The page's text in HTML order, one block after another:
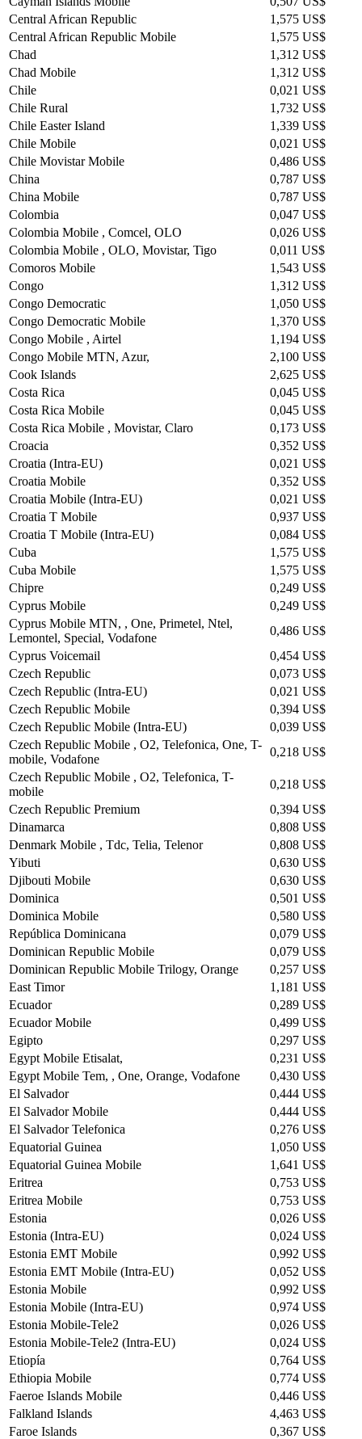
Central African Republic
1,575 US$
Central African Republic Mobile
1,575 US$
Chad
1,312 US$
Chad Mobile
1,312 US$
Chile
0,021 US$
Chile Rural
1,732 US$
Chile Easter Island
1,339 US$
Chile Mobile
0,021 US$
Chile Movistar Mobile
0,486 US$
China
0,787 US$
China Mobile
0,787 US$
Colombia
0,047 US$
Colombia Mobile , Comcel, OLO
0,026 US$
Colombia Mobile , OLO, Movistar, Tigo
0,011 US$
Comoros Mobile
1,543 US$
Congo
1,312 US$
Congo Democratic
1,050 US$
Congo Democratic Mobile
1,370 US$
Congo Mobile , Airtel
1,194 US$
Congo Mobile MTN, Azur,
2,100 US$
Cook Islands
2,625 US$
Costa Rica
0,045 US$
Costa Rica Mobile
0,045 US$
Costa Rica Mobile , Movistar, Claro
0,173 US$
Croacia
0,352 US$
Croatia (Intra-EU)
0,021 US$
Croatia Mobile
0,352 US$
Croatia Mobile (Intra-EU)
0,021 US$
Croatia T Mobile
0,937 US$
Croatia T Mobile (Intra-EU)
0,084 US$
Cuba
1,575 US$
Cuba Mobile
1,575 US$
Chipre
0,249 US$
Cyprus Mobile
0,249 US$
Cyprus Mobile MTN, , One, Primetel, Ntel,
Lemontel, Special, Vodafone
0,486 US$
Cyprus Voicemail
0,454 US$
Czech Republic
0,073 US$
Czech Republic (Intra-EU)
0,021 US$
Czech Republic Mobile
0,394 US$
Czech Republic Mobile (Intra-EU)
0,039 US$
Czech Republic Mobile , O2, Telefonica, One, T-
mobile, Vodafone
0,218 US$
Czech Republic Mobile , O2, Telefonica, T-
mobile
0,218 US$
Czech Republic Premium
0,394 US$
Dinamarca
0,808 US$
Denmark Mobile , Tdc, Telia, Telenor
0,808 US$
Yibuti
0,630 US$
Djibouti Mobile
0,630 US$
Dominica
0,501 US$
Dominica Mobile
0,580 US$
República Dominicana
0,079 US$
Dominican Republic Mobile
0,079 US$
Dominican Republic Mobile Trilogy, Orange
0,257 US$
East Timor
1,181 US$
Ecuador
0,289 US$
Ecuador Mobile
0,499 US$
Egipto
0,297 US$
Egypt Mobile Etisalat,
0,231 US$
Egypt Mobile Tem, , One, Orange, Vodafone
0,430 US$
El Salvador
0,444 US$
El Salvador Mobile
0,444 US$
El Salvador Telefonica
0,276 US$
Equatorial Guinea
1,050 US$
Equatorial Guinea Mobile
1,641 US$
Eritrea
0,753 US$
Eritrea Mobile
0,753 US$
Estonia
0,026 US$
Estonia (Intra-EU)
0,024 US$
Estonia EMT Mobile
0,992 US$
Estonia EMT Mobile (Intra-EU)
0,052 US$
Estonia Mobile
0,992 US$
Estonia Mobile (Intra-EU)
0,974 US$
Estonia Mobile-Tele2
0,026 US$
Estonia Mobile-Tele2 (Intra-EU)
0,024 US$
Etiopía
0,764 US$
Ethiopia Mobile
0,774 US$
Faeroe Islands Mobile
0,446 US$
Falkland Islands
4,463 US$
Faroe Islands
0,367 US$